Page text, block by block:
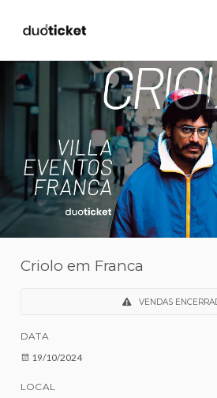
Criolo em Franca